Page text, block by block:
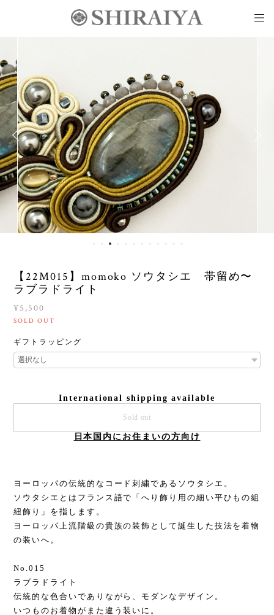
【22M015】momoko ソウタシエ 帯留め〜
ラブラドライト
¥5,500
SOLD OUT
ギフトラッピング
International shipping available
Sold out
日本国内にお住まいの方向け
ヨーロッパの伝統的なコード刺繍であるソウタシエ。
ソウタシエとはフランス語で「へり飾り用の細い平ひもの組
紐飾り」を指します。
ヨーロッパ上流階級の貴族の装飾として誕生した技法を着物
の装いへ。
No.015
ラブラドライト
伝統的な色合いでありながら、モダンなデザイン。
いつものお着物がまた違う装いに。